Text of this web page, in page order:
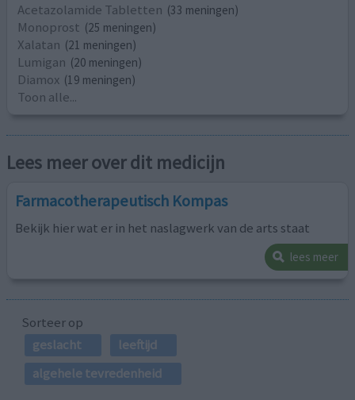
Acetazolamide Tabletten (33 meningen)
Monoprost (25 meningen)
Xalatan (21 meningen)
Lumigan (20 meningen)
Diamox (19 meningen)
Toon alle...
Lees meer over dit medicijn
Farmacotherapeutisch Kompas
Bekijk hier wat er in het naslagwerk van de arts staat
lees meer
Sorteer op
geslacht
leeftijd
algehele tevredenheid